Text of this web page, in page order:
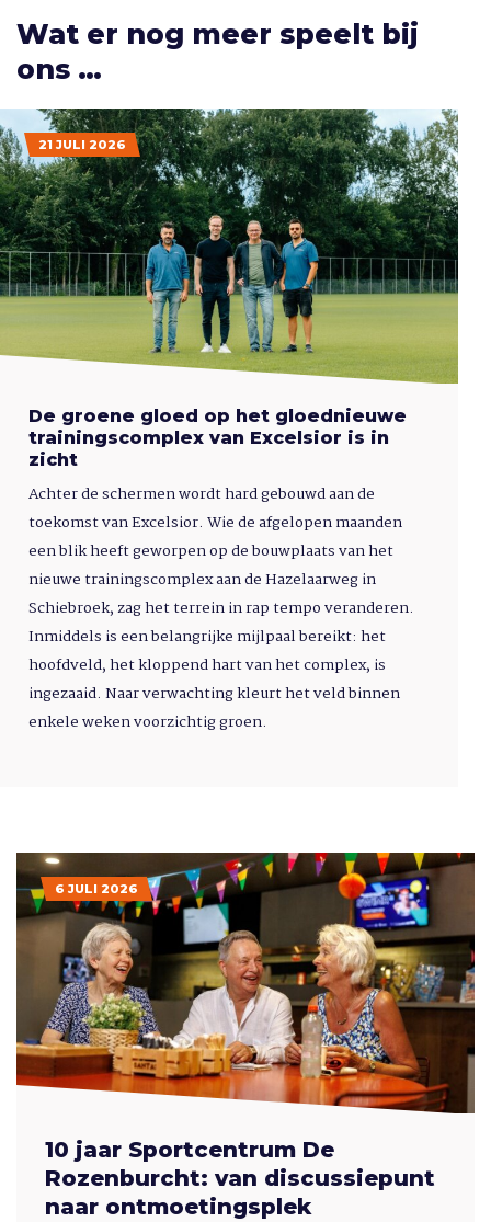
Wat er nog meer speelt bij
ons …
21 JULI 2026
De groene gloed op het gloednieuwe
trainingscomplex van Excelsior is in
zicht
Achter de schermen wordt hard gebouwd aan de
toekomst van Excelsior. Wie de afgelopen maanden
een blik heeft geworpen op de bouwplaats van het
nieuwe trainingscomplex aan de Hazelaarweg in
Schiebroek, zag het terrein in rap tempo veranderen.
Inmiddels is een belangrijke mijlpaal bereikt: het
hoofdveld, het kloppend hart van het complex, is
ingezaaid. Naar verwachting kleurt het veld binnen
enkele weken voorzichtig groen.
6 JULI 2026
10 jaar Sportcentrum De
Rozenburcht: van discussiepunt
naar ontmoetingsplek